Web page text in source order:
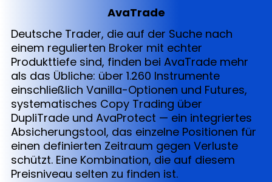
AvaTrade
Deutsche Trader, die auf der Suche nach
einem regulierten Broker mit echter
Produkttiefe sind, finden bei AvaTrade mehr
als das Übliche: über 1.260 Instrumente
einschließlich Vanilla-Optionen und Futures,
systematisches Copy Trading über
DupliTrade und AvaProtect — ein integriertes
Absicherungstool, das einzelne Positionen für
einen definierten Zeitraum gegen Verluste
schützt. Eine Kombination, die auf diesem
Preisniveau selten zu finden ist.